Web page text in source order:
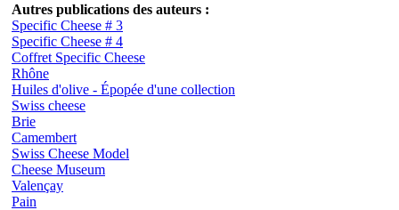
Autres publications des auteurs :
Specific Cheese # 3
Specific Cheese # 4
Coffret Specific Cheese
Rhône
Huiles d'olive - Épopée d'une collection
Swiss cheese
Brie
Camembert
Swiss Cheese Model
Cheese Museum
Valençay
Pain